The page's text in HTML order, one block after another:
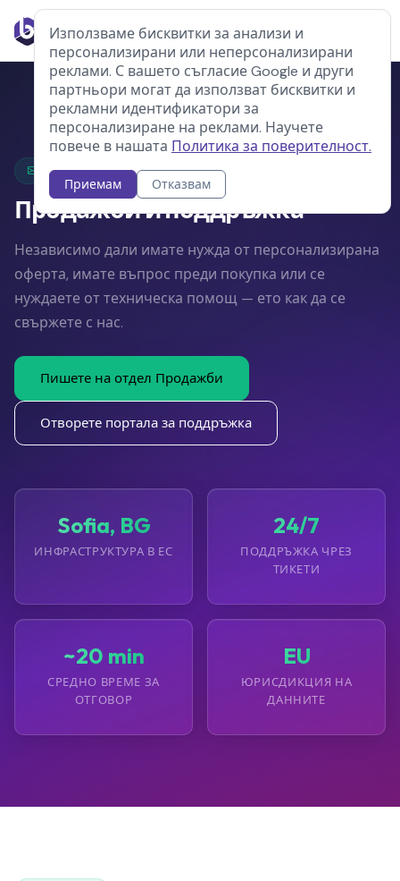
Контакт
Продажби и поддръжка
Независимо дали имате нужда от персонализирана
оферта, имате въпрос преди покупка или се
нуждаете от техническа помощ — ето как да се
свържете с нас.
Пишете на отдел Продажби
Отворете портала за поддръжка
Sofia, BG
ИНФРАСТРУКТУРА В ЕС
24/7
ПОДДРЪЖКА ЧРЕЗ
ТИКЕТИ
~20 min
СРЕДНО ВРЕМЕ ЗА
ОТГОВОР
EU
ЮРИСДИКЦИЯ НА
ДАННИТЕ
Използваме бисквитки за анализи и
персонализирани или неперсонализирани
реклами. С вашето съгласие Google и други
партньори могат да използват бисквитки и
рекламни идентификатори за
персонализиране на реклами. Научете
повече в нашата Политика за поверителност.
Приемам Отказвам